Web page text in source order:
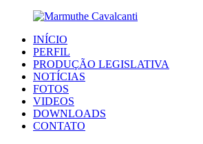
INÍCIO
PERFIL
PRODUÇÃO LEGISLATIVA
NOTÍCIAS
FOTOS
VIDEOS
DOWNLOADS
CONTATO